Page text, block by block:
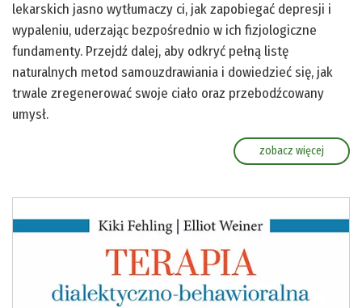
lekarskich jasno wytłumaczy ci, jak zapobiegać depresji i
wypaleniu, uderzając bezpośrednio w ich fizjologiczne
fundamenty. Przejdź dalej, aby odkryć pełną listę
naturalnych metod samouzdrawiania i dowiedzieć się, jak
trwale zregenerować swoje ciało oraz przebodźcowany
umysł.
zobacz więcej